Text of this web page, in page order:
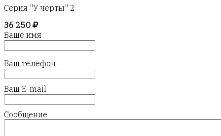
Серия "У черты" 2
36 250
Ваше имя
Ваш телефон
Ваш E-mail
Сообщение